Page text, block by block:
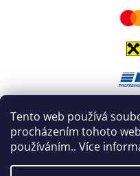
Tento web používá
procházením tohoto
používáním.. Více